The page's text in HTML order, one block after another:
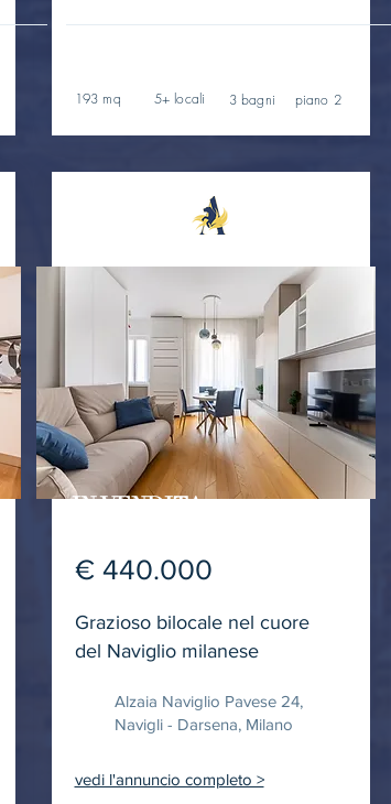
193 mq 5+ locali 3 bagni piano 2
IN VENDITA
€ 440.000
Grazioso bilocale nel cuore
del Naviglio milanese
Alzaia Naviglio Pavese 24,
Navigli - Darsena, Milano
vedi l'annuncio completo >